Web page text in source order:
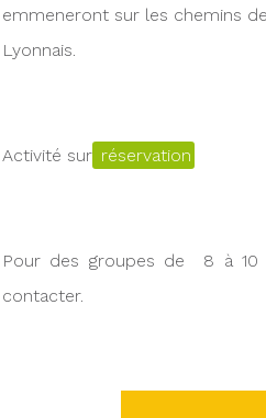
emmeneront sur les chemins
Lyonnais.
Activité sur réservation
Pour des groupes de 8 à 10
contacter.